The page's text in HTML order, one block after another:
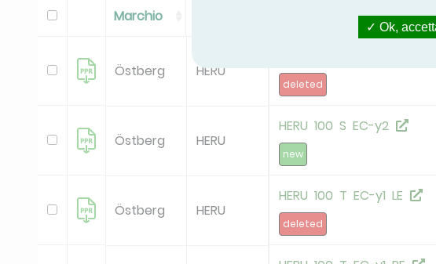
Marchio
Östberg HERU
deleted
Östberg HERU
HERU 100 S EC-y2
new
Östberg HERU
HERU 100 T EC-y1 LE
deleted
Ok,